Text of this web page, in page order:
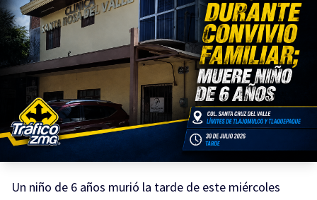
Un niño de 6 años murió la tarde de este miércoles